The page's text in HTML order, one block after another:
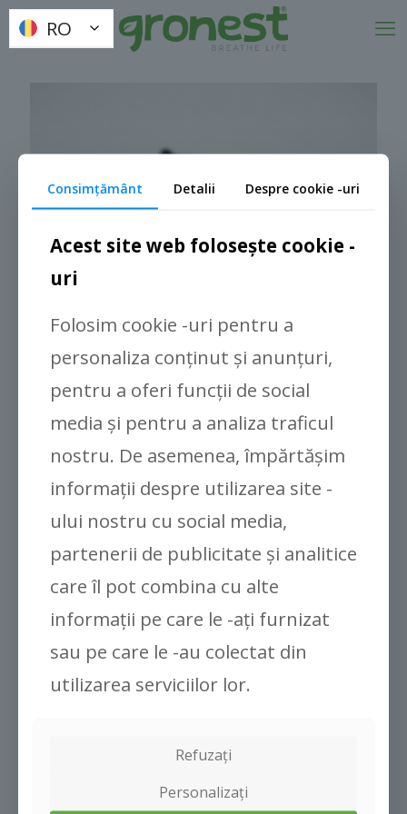
Clipsuri pentru roșii Gronest®
DESPRE NOI
Inovație
Companie
Faq
Contact
Consimţământ Detalii Despre cookie -uri
Acest site web folosește cookie -
uri
Folosim cookie -uri pentru a
personaliza conținut și anunțuri,
pentru a oferi funcții de social
media și pentru a analiza traficul
nostru. De asemenea, împărtășim
informații despre utilizarea site -
ului nostru cu social media,
partenerii de publicitate și analitice
care îl pot combina cu alte
informații pe care le -ați furnizat
sau pe care le -au colectat din
utilizarea serviciilor lor.
Refuzați
Personalizați
RO
RO